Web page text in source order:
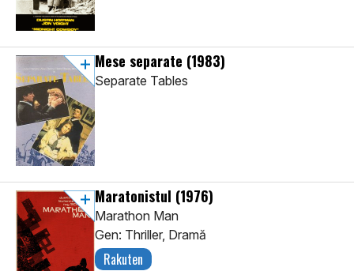
Mese separate (1983)
Separate Tables
Maratonistul (1976)
Marathon Man
Gen: Thriller, Dramă
Rakuten